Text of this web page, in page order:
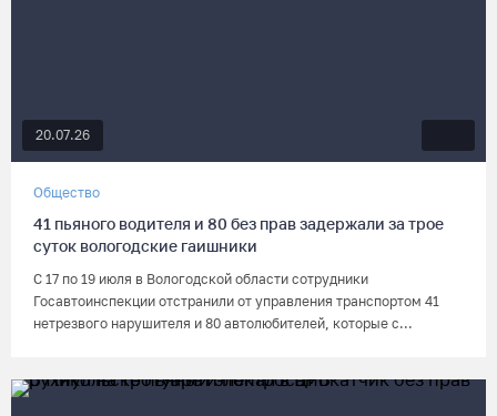
20.07.26
Общество
41 пьяного водителя и 80 без прав задержали за трое
суток вологодские гаишники
С 17 по 19 июля в Вологодской области сотрудники
Госавтоинспекции отстранили от управления транспортом 41
нетрезвого нарушителя и 80 автолюбителей, которые с...